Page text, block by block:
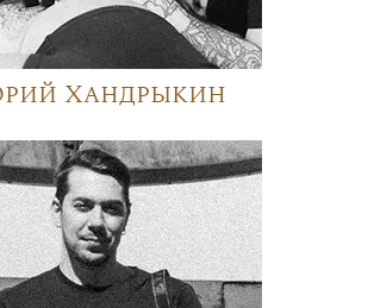
Хандрыкин